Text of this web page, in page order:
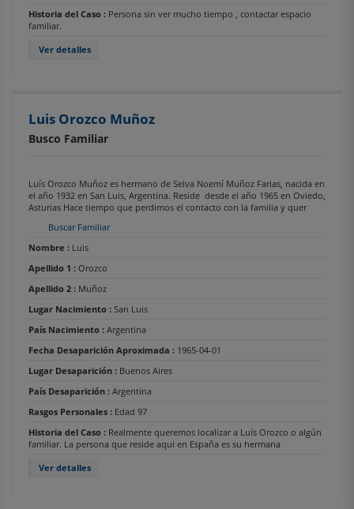
Historia del Caso : Persona sin ver mucho tiempo , contactar espacio
familiar.
Ver detalles
Luis Orozco Muñoz
Busco Familiar
Luís Orozco Muñoz es hermano de Selva Noemí Muñoz Farias, nacida en
el año 1932 en San Luis, Argentina. Reside desde el año 1965 en Oviedo,
Asturias Hace tiempo que perdimos el contacto con la familia y quer
Buscar Familiar
Nombre : Luis
Apellido 1 : Orozco
Apellido 2 : Muñoz
Lugar Nacimiento : San Luis
País Nacimiento : Argentina
Fecha Desaparición Aproximada : 1965-04-01
Lugar Desaparición : Buenos Aires
País Desaparición : Argentina
Rasgos Personales : Edad 97
Historia del Caso : Realmente queremos localizar a Luís Orozco o algún
familiar. La persona que reside aqui en España es su hermana
Ver detalles